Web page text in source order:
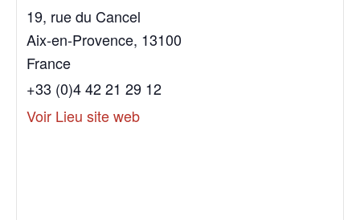
19, rue du Cancel
Aix-en-Provence, 13100
France
+33 (0)4 42 21 29 12
Voir Lieu site web